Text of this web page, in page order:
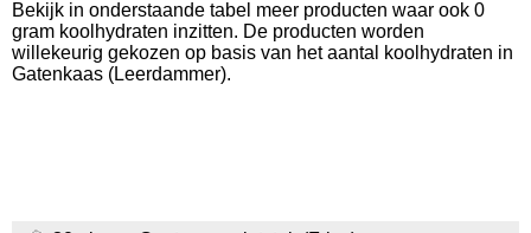
Bekijk in onderstaande tabel meer producten waar ook 0
gram koolhydraten inzitten. De producten worden
willekeurig gekozen op basis van het aantal koolhydraten in
Gatenkaas (Leerdammer).